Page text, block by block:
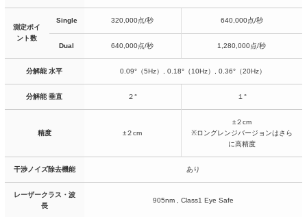
測定ポイ
ント数
Single 320,000点/秒 640,000点/秒
Dual 640,000点/秒 1,280,000点/秒
分解能 水平 0.09°（5Hz）, 0.18°（10Hz）, 0.36°（20Hz）
分解能 垂直 ２° １°
精度 ±２cm
±２cm
※ロングレンジバージョンはさら
に高精度
干渉ノイズ除去機能 あり
レーザークラス・波
長
905nm , Class1 Eye Safe